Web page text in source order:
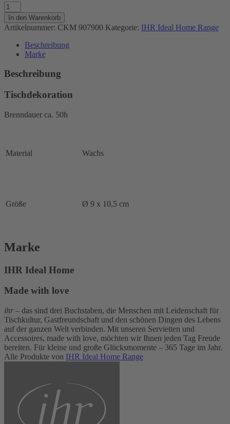
JOSI
-
Windlicht
Menge
In den Warenkorb
Artikelnummer: CKM 907900 Kategorie: IHR Ideal Home Range
Beschreibung
Marke
Beschreibung
Tischdekoration
Brenndauer ca. 50h
Material Wachs
Größe Ø 9 x 10,5 cm
Marke
IHR Ideal Home
Made with love
ihr – das sind drei Buchstaben, die Menschen mit Leidenschaft für
Tischkultur, Gastfreundschaft und den schönen Dingen des Lebens
auf der ganzen Welt verbinden. Mit unseren Servietten und
Accessoires, made with love, möchten wir Ihnen jeden Tag Freude
bereiten. Für kleine und große Glücksmomente – 365 Tage im Jahr.
Alle Produkte von IHR Ideal Home Range